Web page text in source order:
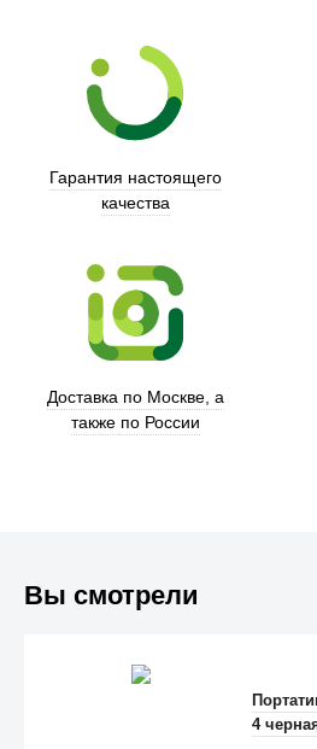
Гарантия настоящего
качества
Доставка по Москве, а
также по России
Вы смотрели
4